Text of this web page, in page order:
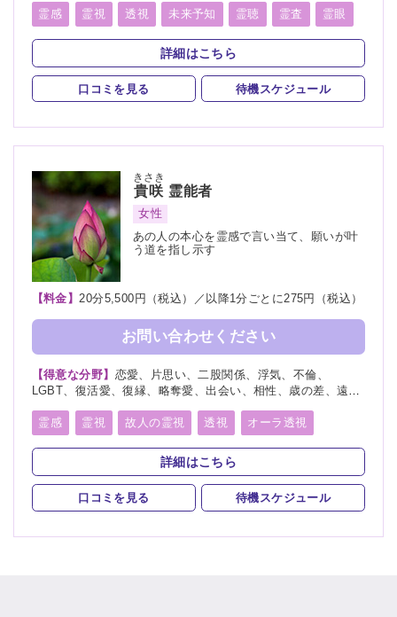
転職、適職、縁結び、縁切り
霊感 霊視 透視 未来予知 霊聴 霊査 霊眼
前世 後世 言霊 神通力 守護霊 背後霊
死者霊の降霊 除霊 浄霊 祈願 祈祷 波動修正
詳細はこちら
口コミを見る 待機スケジュール
貴咲
きさき
霊能者
女性
あの人の本心を霊感で言い当て、願いが叶
う道を指し示す
【料金】20分5,500円（税込）／以降1分ごとに275円（税込）
お問い合わせください
【得意な分野】 恋愛、片思い、二股関係、浮気、不倫、
LGBT、復活愛、復縁、略奪愛、出会い、相性、歳の差、遠距
教育、介護、進路、学業、仕事、就職、天職、転職、適職、人
間関係、人生相談、健康、開運、故人、相手の気持ち、総合
運、運勢、過去、未来、将来、心霊写真、改名、ペット、カル
マ、パラレルワールド
霊感 霊視 故人の霊視 透視 オーラ透視
未来予知 霊聴 神通力 守護霊 チャネリング
オーラリーディング スピリチュアルカウンセリング
チャクラ 言霊 サイキック
アカシックリーディング サイキックリーディング
詳細はこちら
口コミを見る 待機スケジュール